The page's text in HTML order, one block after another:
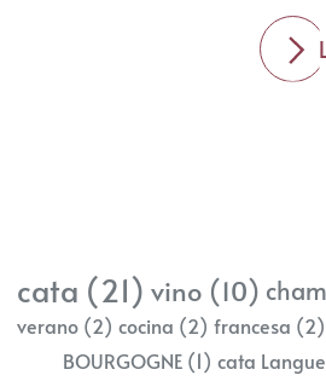
cata (21) vino (10)
verano (2) cocina (2) francesa (2)
BOURGOGNE (1) cata